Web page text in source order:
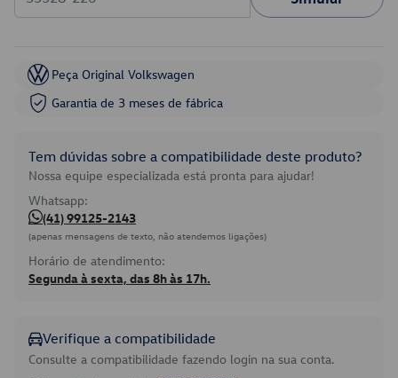
Peça Original Volkswagen
Garantia de 3 meses de fábrica
Tem dúvidas sobre a compatibilidade deste produto?
Nossa equipe especializada está pronta para ajudar!
Whatsapp:
(41) 99125-2143
(apenas mensagens de texto, não atendemos ligações)
Horário de atendimento:
Segunda à sexta, das 8h às 17h.
Verifique a compatibilidade
Consulte a compatibilidade fazendo login na sua conta.